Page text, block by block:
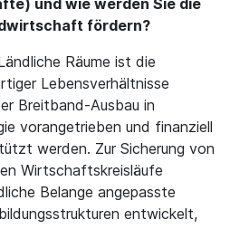
und wie werden Sie die
fördern?
Räume ist die
Lebensverhältnisse
Breitband-Ausbau in
vorangetrieben und finanziell
werden. Zur Sicherung von
Wirtschaftskreisläufe
Belange angepasste
entwickelt,